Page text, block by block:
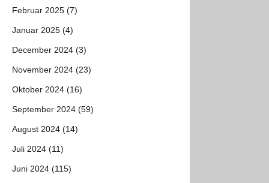
Februar 2025 (7)
Januar 2025 (4)
December 2024 (3)
November 2024 (23)
Oktober 2024 (16)
September 2024 (59)
August 2024 (14)
Juli 2024 (11)
Juni 2024 (115)